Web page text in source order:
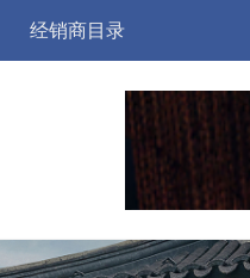
经销商目录